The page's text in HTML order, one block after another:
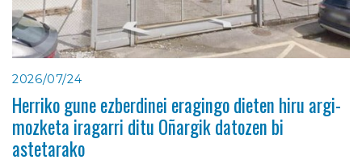
2026/07/24
Herriko gune ezberdinei eragingo dieten hiru argi-
mozketa iragarri ditu Oñargik datozen bi
astetarako